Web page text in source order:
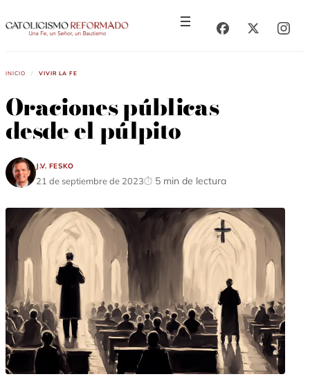
al
al
Inicio / Vivir la fe
Oraciones públicas
desde el púlpito
J.V. Fesko
21 de septiembre de 2023 5 min de lectura